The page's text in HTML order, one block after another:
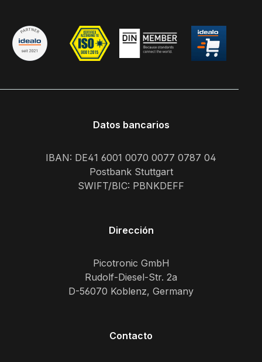
Datos bancarios
IBAN: DE41 6001 0070 0077 0787 04
Postbank Stuttgart
SWIFT/BIC: PBNKDEFF
Dirección
Picotronic GmbH
Rudolf-Diesel-Str. 2a
D-56070 Koblenz, Germany
Contacto